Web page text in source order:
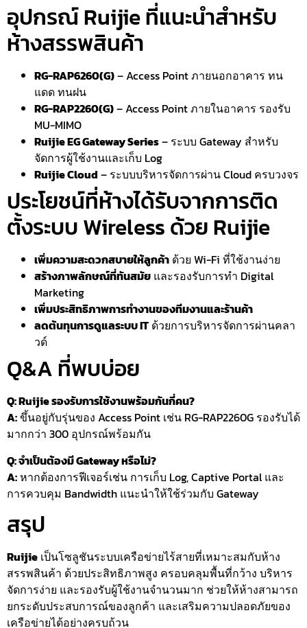
อุปกรณ์ Ruijie ที่แนะนำสำหรับ
ห้างสรรพสินค้า
RG-RAP6260(G)– Access Point ภายนอกอาคาร ทน
แดด ทนฝน
RG-RAP2260(G)– Access Point ภายในอาคาร รองรับ
MU-MIMO
Ruijie EG Gateway Series– ระบบ Gateway สำหรับ
จัดการผู้ใช้งานและเก็บ Log
Ruijie Cloud – ระบบบริหารจัดการผ่าน Cloud ครบวงจร
ประโยชน์ที่ห้างได้รับจากการติด
ตั้งระบบ Wireless ด้วย Ruijie
เพิ่มความสะดวกสบายให้ลูกค้า ด้วย Wi-Fi ที่ใช้งานง่าย
สร้างภาพลักษณ์ที่ทันสมัย และรองรับการทำ Digital
Marketing
เพิ่มประสิทธิภาพการทำงานของทีมงานและร้านค้า
ลดต้นทุนการดูแลระบบ IT ด้วยการบริหารจัดการผ่านคลา
วด์
Q&A ที่พบบ่อย
Q: Ruijie รองรับการใช้งานพร้อมกันกี่คน?
A:ขึ้นอยู่กับรุ่นของ Access Point เช่น RG-RAP2260G รองรับได้
มากกว่า 300 อุปกรณ์พร้อมกัน
Q: จำเป็นต้องมี Gateway หรือไม่?
A:หากต้องการฟีเจอร์เช่น การเก็บ Log, Captive Portal และ
การควบคุม Bandwidth แนะนำให้ใช้ร่วมกับ Gateway
สรุป
Ruijie เป็นโซลูชันระบบเครือข่ายไร้สายที่เหมาะสมกับห้าง
สรรพสินค้า ด้วยประสิทธิภาพสูง ครอบคลุมพื้นที่กว้าง บริหาร
จัดการง่าย และรองรับผู้ใช้งานจำนวนมาก ช่วยให้ห้างสามารถ
ยกระดับประสบการณ์ของลูกค้า และเสริมความปลอดภัยของ
เครือข่ายได้อย่างครบถ้วน